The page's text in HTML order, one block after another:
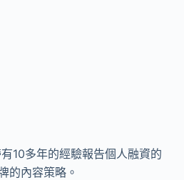
10多年的經驗報告個人融資的
的內容策略。